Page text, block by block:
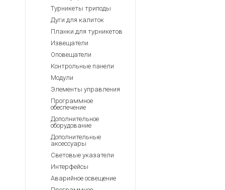
Турникеты триподы
Дуги для калиток
Планки для турникетов
Извещатели
Оповещатели
Контрольные панели
Модули
Элементы управления
Программное
обеспечение
Дополнительное
оборудование
Дополнительные
аксессуары
Световые указатели
Интерфейсы
Аварийное освещение